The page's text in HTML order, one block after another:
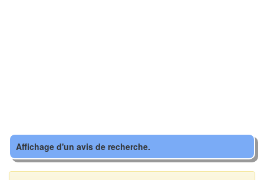
Affichage d'un avis de recherche.